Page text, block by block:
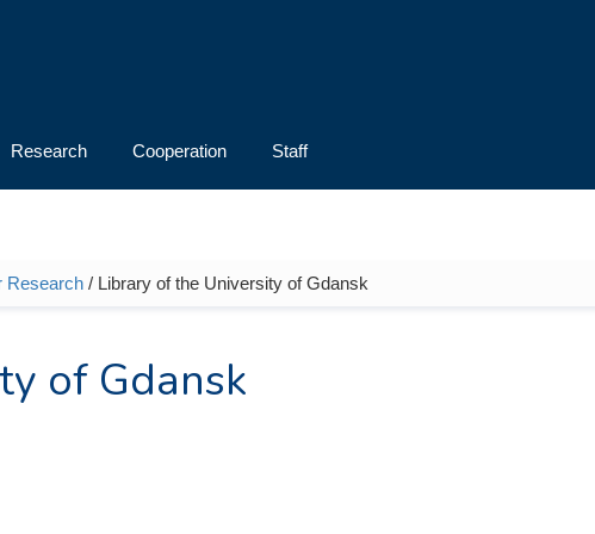
Research Cooperation Staff
Research / Library of the University of Gdansk
of Gdansk